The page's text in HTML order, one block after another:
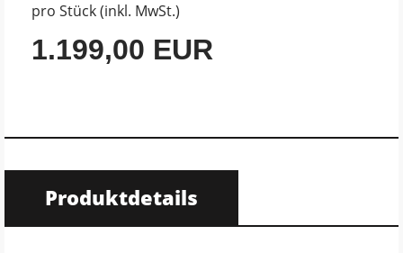
pro Stück (inkl. MwSt.)
1.199,00 EUR
Produktdetails